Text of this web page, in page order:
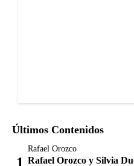
Últimos Contenidos
Rafael Orozco
Rafael Orozco y Silvia